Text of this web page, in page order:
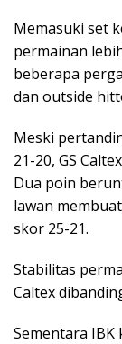
Memasuki set
permainan
beberapa
dan outside
Meski
21-20, GS
Dua poin
lawan
skor 25-21.
Stabilitas
Caltex
Sementara